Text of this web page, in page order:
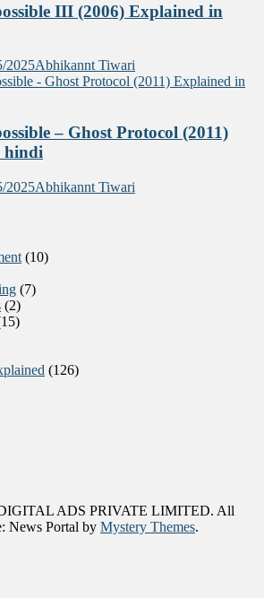
III (2006) Explained in
2025Abhikannt Tiwari
– Ghost Protocol (2011)
hindi
2025Abhikannt Tiwari
(10)
(7)
(2)
(126)
ADS PRIVATE LIMITED. All
News Portal by Mystery Themes.